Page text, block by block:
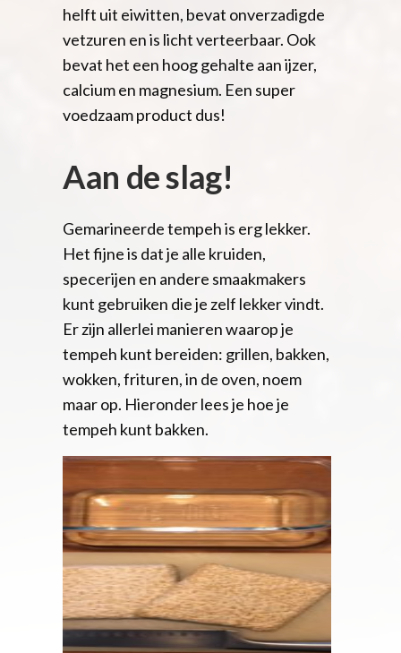
helft uit eiwitten, bevat onverzadigde
vetzuren en is licht verteerbaar. Ook
bevat het een hoog gehalte aan ijzer,
calcium en magnesium. Een super
voedzaam product dus!
Aan de slag!
Gemarineerde tempeh is erg lekker.
Het fijne is dat je alle kruiden,
specerijen en andere smaakmakers
kunt gebruiken die je zelf lekker vindt.
Er zijn allerlei manieren waarop je
tempeh kunt bereiden: grillen, bakken,
wokken, frituren, in de oven, noem
maar op. Hieronder lees je hoe je
tempeh kunt bakken.